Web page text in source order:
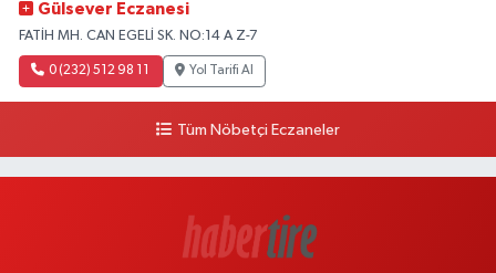
Gülsever Eczanesi
FATİH MH. CAN EGELİ SK. NO:14 A Z-7
0 (232) 512 98 11 Yol Tarifi Al
Tüm Nöbetçi Eczaneler